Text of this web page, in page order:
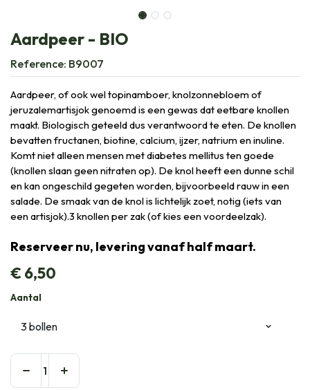
Aardpeer - BIO
Reference: B9007
Aardpeer, of ook wel topinamboer, knolzonnebloem of
jeruzalemartisjok genoemd is een gewas dat eetbare knollen
maakt. Biologisch geteeld dus verantwoord te eten. De knollen
bevatten fructanen, biotine, calcium, ijzer, natrium en inuline.
Komt niet alleen mensen met diabetes mellitus ten goede
(knollen slaan geen nitraten op). De knol heeft een dunne schil
en kan ongeschild gegeten worden, bijvoorbeeld rauw in een
salade. De smaak van de knol is lichtelijk zoet, notig (iets van
een artisjok).3 knollen per zak (of kies een voordeelzak).
Reserveer nu, levering vanaf half maart.
€6,50
Aantal